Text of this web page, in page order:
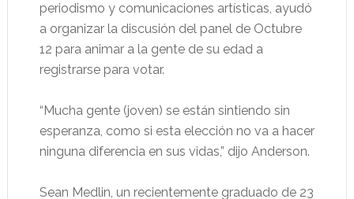
periodismo y comunicaciones artísticas, ayudó
a organizar la discusión del panel de Octubre
12 para animar a la gente de su edad a
registrarse para votar.
“Mucha gente (joven) se están sintiendo sin
esperanza, como si esta elección no va a hacer
ninguna diferencia en sus vidas,” dijo Anderson.
Sean Medlin, un recientemente graduado de 23